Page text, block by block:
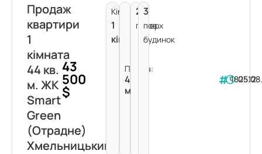
Продаж
квартири
1
кімната
44 кв.
м. ЖК
Smart
Green
(Отрадне)
Хмельницький
43
500
$
Кімнат:
1
кімната
Площа:
44
м²
2
поверх
3
пов.
будинок
182512